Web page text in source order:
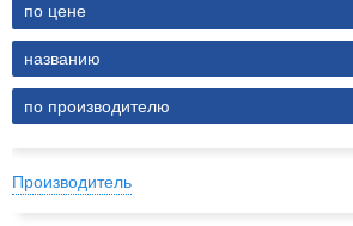
по цене
названию
по производителю
Производитель